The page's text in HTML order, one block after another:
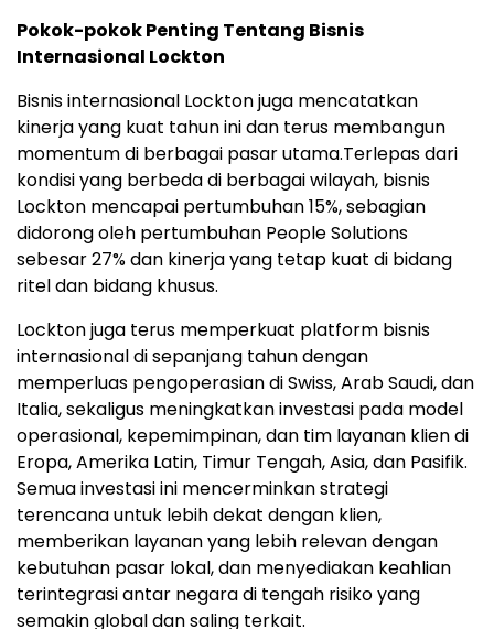
Pokok-pokok Penting Tentang Bisnis
Internasional Lockton
Bisnis internasional Lockton juga mencatatkan
kinerja yang kuat tahun ini dan terus membangun
momentum di berbagai pasar utama.Terlepas dari
kondisi yang berbeda di berbagai wilayah, bisnis
Lockton mencapai pertumbuhan 15%, sebagian
didorong oleh pertumbuhan People Solutions
sebesar 27% dan kinerja yang tetap kuat di bidang
ritel dan bidang khusus.
Lockton juga terus memperkuat platform bisnis
internasional di sepanjang tahun dengan
memperluas pengoperasian di Swiss, Arab Saudi, dan
Italia, sekaligus meningkatkan investasi pada model
operasional, kepemimpinan, dan tim layanan klien di
Eropa, Amerika Latin, Timur Tengah, Asia, dan Pasifik.
Semua investasi ini mencerminkan strategi
terencana untuk lebih dekat dengan klien,
memberikan layanan yang lebih relevan dengan
kebutuhan pasar lokal, dan menyediakan keahlian
terintegrasi antar negara di tengah risiko yang
semakin global dan saling terkait.